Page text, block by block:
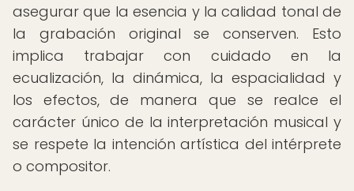
asegurar que la esencia y la calidad tonal de
la grabación original se conserven. Esto
implica trabajar con cuidado en la
ecualización, la dinámica, la espacialidad y
los efectos, de manera que se realce el
carácter único de la interpretación musical y
se respete la intención artística del intérprete
o compositor.